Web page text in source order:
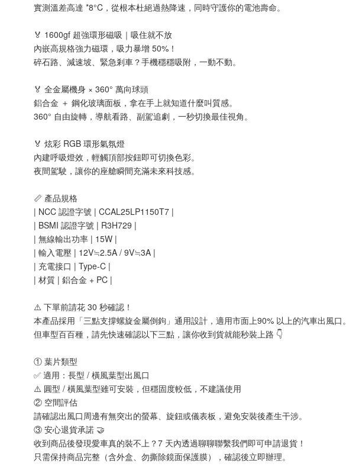
實測溫差高達 *8°C，從根本杜絕過熱降速，同時守護你的電池壽命。
🏅 1600gf 超強環形磁吸｜吸住就不放
內嵌高規格強力磁環，吸力暴增 50%！
碎石路、減速坡、緊急剎車？手機穩穩吸附，一動不動。
🏅 全金屬機身 × 360° 萬向球頭
鋁合金 ＋ 鋼化玻璃面板，拿在手上就知道什麼叫質感。
360° 自由旋轉，導航看路、副駕追劇，一秒切換最佳視角。
🏅 炫彩 RGB 環形氣氛燈
內建呼吸燈效，輕觸頂部按鈕即可切換色彩。
夜間駕駛，讓你的座艙瞬間充滿未來科技感。
📏 產品規格
| NCC 認證字號 | CCAL25LP1150T7 |
| BSMI 認證字號 | R3H729 |
| 無線輸出功率 | 15W |
| 輸入電壓 | 12V≒2.5A / 9V≒3A |
| 充電接口 | Type-C |
| 材質 | 鋁合金 + PC |
⚠️ 下單前請花 30 秒確認！
本產品採用「三點支撐螺旋金屬倒鉤」通用設計，適用市面上90% 以上的汽車出風口。
但車型百百種，請先快速確認以下三點，讓你收到貨就能秒裝上路 👇
① 葉片類型
✅ 適用：長型 / 橫風葉型出風口
⚠️ 圓型 / 橫風葉型雖可安裝，但穩固度較低，不建議使用
② 空間評估
請確認出風口周邊有無突出的螢幕、旋鈕或儀表板，避免安裝後產生干涉。
③ 安心退貨承諾 🤝
收到商品後發現愛車真的裝不上？7 天內透過聊聊聯繫我們即可申請退貨！
只需保持商品完整（含外盒、勿撕除鏡面保護膜），確認後立即辦理。